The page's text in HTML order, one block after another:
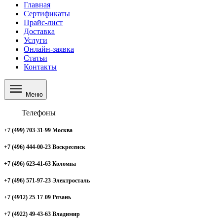
Главная
Сертификаты
Прайс-лист
Доставка
Услуги
Онлайн-заявка
Статьи
Контакты
Меню
Телефоны
+7 (499) 703-31-99 Москва
+7 (496) 444-00-23 Воскресенск
+7 (496) 623-41-63 Коломна
+7 (496) 571-97-23 Электросталь
+7 (4912) 25-17-09 Рязань
+7 (4922) 49-43-63 Владимир